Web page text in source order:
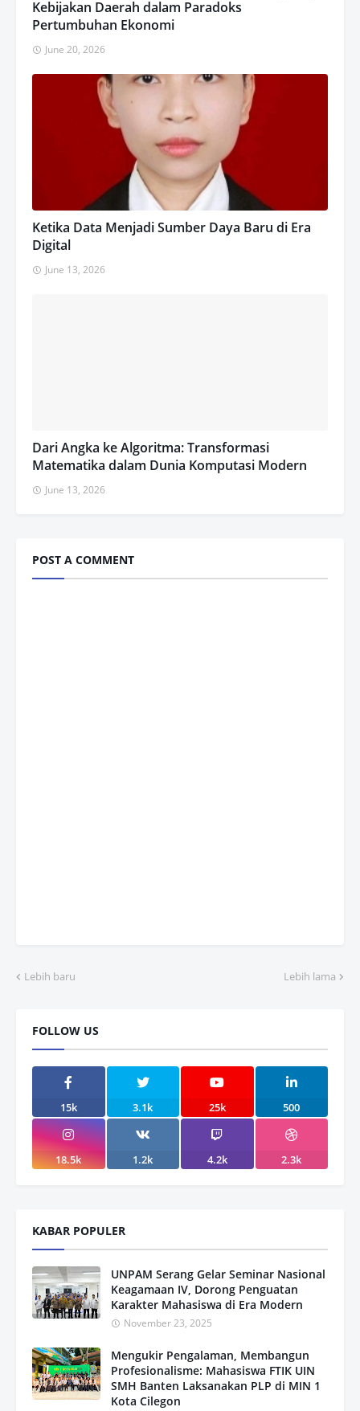
Kebijakan Daerah dalam Paradoks
Pertumbuhan Ekonomi
June 20, 2026
Ketika Data Menjadi Sumber Daya Baru di Era
Digital
June 13, 2026
Dari Angka ke Algoritma: Transformasi
Matematika dalam Dunia Komputasi Modern
June 13, 2026
POST A COMMENT
Lebih baru Lebih lama
FOLLOW US
15k 3.1k 25k 500
18.5k 1.2k 4.2k 2.3k
KABAR POPULER
UNPAM Serang Gelar Seminar Nasional
Keagamaan IV, Dorong Penguatan
Karakter Mahasiswa di Era Modern
November 23, 2025
Mengukir Pengalaman, Membangun
Profesionalisme: Mahasiswa FTIK UIN
SMH Banten Laksanakan PLP di MIN 1
Kota Cilegon